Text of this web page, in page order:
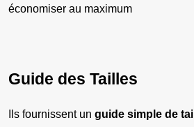
économiser au maximum
Guide des Tailles
Ils fournissent un guide simple de